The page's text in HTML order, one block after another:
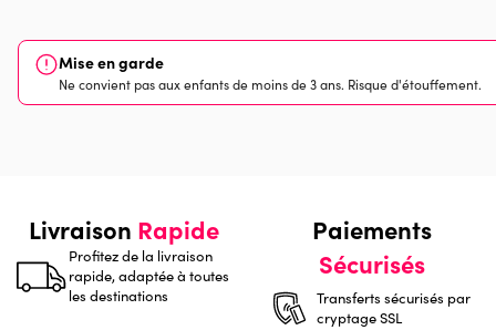
Mise en garde
Ne convient pas aux enfants de moins de 3 ans. Risque d'étouffement.
Livraison Rapide
Profitez de la livraison
rapide, adaptée à toutes
les destinations
Paiements
Sécurisés
Transferts sécurisés par
cryptage SSL